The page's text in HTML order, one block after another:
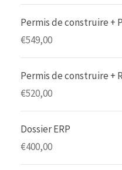
Permis de construire +
€549,00
Permis de construire +
€520,00
Dossier ERP
€400,00